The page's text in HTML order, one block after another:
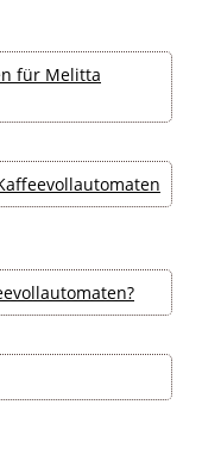
für Melitta